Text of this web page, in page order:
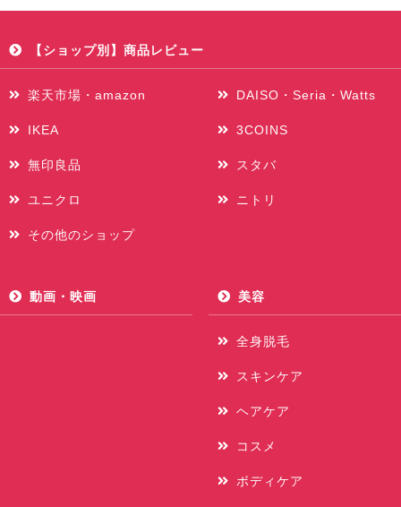
【ショップ別】商品レビュー
楽天市場・amazon DAISO・Seria・Watts
IKEA 3COINS
無印良品 スタバ
ユニクロ ニトリ
その他のショップ
動画・映画 美容
全身脱毛
スキンケア
ヘアケア
コスメ
ボディケア